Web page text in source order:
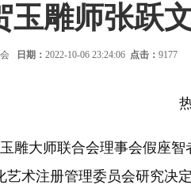
玉雕师张跃
日期： 2022-10-06 23:24:06 点击： 9177
雕大师联合会理事会假座
艺术注册管理委员会研究决